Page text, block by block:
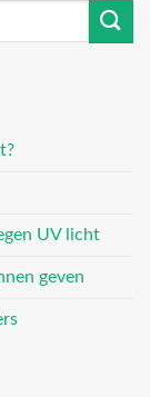
UV licht
geven